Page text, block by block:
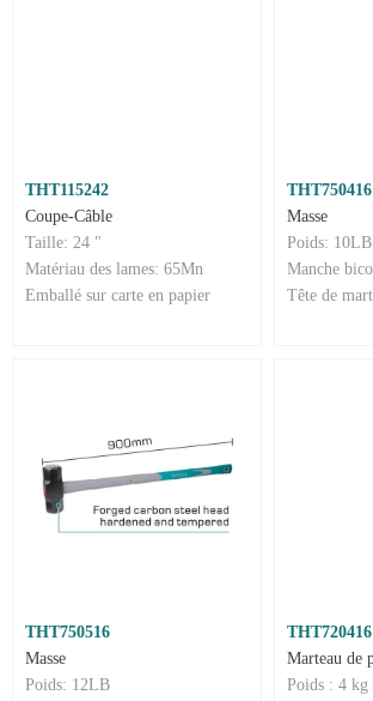
THT115242
Coupe-Câble
Taille: 24 "
Matériau des lames: 65Mn
Emballé sur carte en papier
THT750416
Masse
Poids: 10LB
Tête de
THT750516
Masse
Poids: 12LB
THT720416
Marteau de
Poids : 4 kg